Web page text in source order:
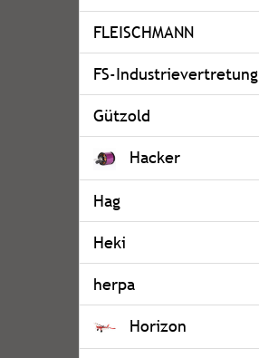
FLEISCHMANN
FS-Industrievertretung
Gützold
Hacker
Hag
Heki
herpa
Horizon